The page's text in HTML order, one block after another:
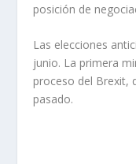
posición de
Las elecciones
junio. La primera
proceso del Brexit,
pasado.